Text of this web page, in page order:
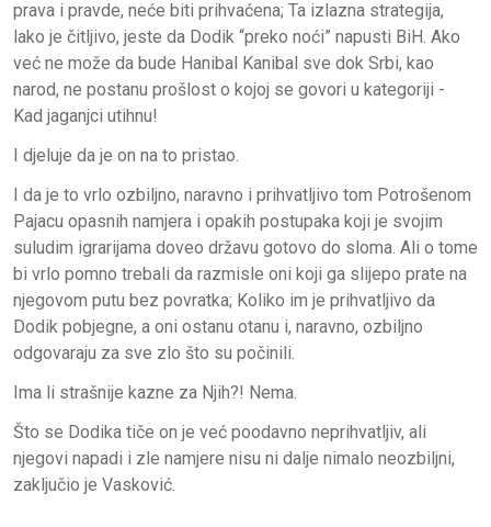
prava i pravde, neće biti prihvaćena; Ta izlazna strategija,
lako je čitljivo, jeste da Dodik “preko noći” napusti BiH. Ako
već ne može da bude Hanibal Kanibal sve dok Srbi, kao
narod, ne postanu prošlost o kojoj se govori u kategoriji -
Kad jaganjci utihnu!
I djeluje da je on na to pristao.
I da je to vrlo ozbiljno, naravno i prihvatljivo tom Potrošenom
Pajacu opasnih namjera i opakih postupaka koji je svojim
suludim igrarijama doveo državu gotovo do sloma. Ali o tome
bi vrlo pomno trebali da razmisle oni koji ga slijepo prate na
njegovom putu bez povratka; Koliko im je prihvatljivo da
Dodik pobjegne, a oni ostanu otanu i, naravno, ozbiljno
odgovaraju za sve zlo što su počinili.
Ima li strašnije kazne za Njih?! Nema.
Što se Dodika tiče on je već poodavno neprihvatljiv, ali
njegovi napadi i zle namjere nisu ni dalje nimalo neozbiljni,
zaključio je Vasković.